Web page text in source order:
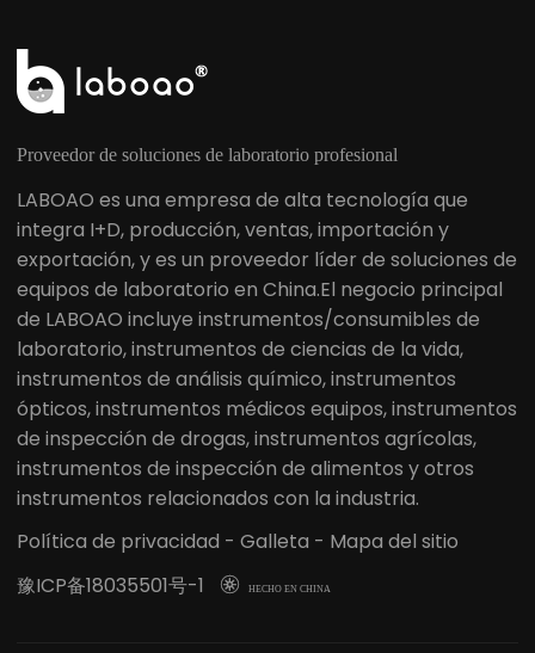
sí en dos densidades diferentes.
Proveedor de soluciones de laboratorio profesional
LABOAO es una empresa de alta tecnología que
integra I+D, producción, ventas, importación y
exportación, y es un proveedor líder de soluciones de
equipos de laboratorio en China.El negocio principal
de LABOAO incluye instrumentos/consumibles de
laboratorio, instrumentos de ciencias de la vida,
instrumentos de análisis químico, instrumentos
ópticos, instrumentos médicos equipos, instrumentos
de inspección de drogas, instrumentos agrícolas,
instrumentos de inspección de alimentos y otros
instrumentos relacionados con la industria.
Política de privacidad - Galleta - Mapa del sitio
豫ICP备18035501号-1
 HECHO EN CHINA